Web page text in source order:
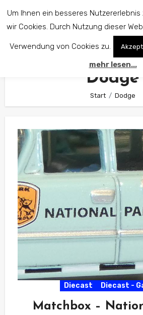
Dodge
Start Dodge
Diecast Diecast -
Matchbox –
Um Ihnen ein besseres
wir Cookies. Durch Nutzung dieser
Verwendung von Cookies zu.
mehr lesen...